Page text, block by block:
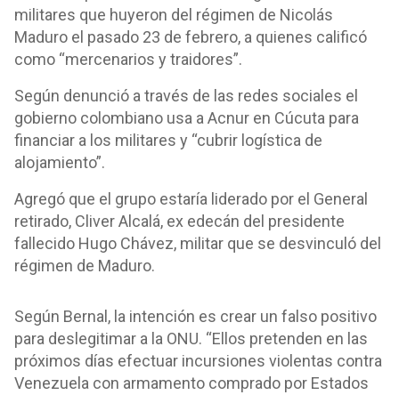
militares que huyeron del régimen de Nicolás
Maduro el pasado 23 de febrero, a quienes calificó
como “mercenarios y traidores”.
Según denunció a través de las redes sociales el
gobierno colombiano usa a Acnur en Cúcuta para
financiar a los militares y “cubrir logística de
alojamiento”.
Agregó que el grupo estaría liderado por el General
retirado, Cliver Alcalá, ex edecán del presidente
fallecido Hugo Chávez, militar que se desvinculó del
régimen de Maduro.
Según Bernal, la intención es crear un falso positivo
para deslegitimar a la ONU. “Ellos pretenden en las
próximos días efectuar incursiones violentas contra
Venezuela con armamento comprado por Estados